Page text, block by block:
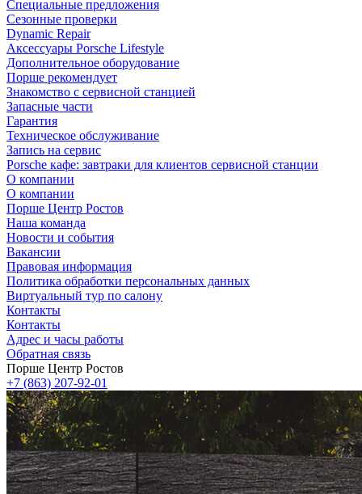
Специальные предложения
Сезонные проверки
Dynamic Repair
Аксессуары Porsche Lifestyle
Дополнительное оборудование
Порше рекомендует
Знакомство с сервисной станцией
Запасные части
Гарантия
Техническое обслуживание
Запись на сервис
Porsche кафе: завтраки для клиентов сервисной станции
О компании
О компании
Порше Центр Ростов
Наша команда
Новости и события
Вакансии
Правовая информация
Политика обработки персональных данных
Виртуальный тур по салону
Контакты
Контакты
Адрес и часы работы
Обратная связь
Порше Центр Ростов
+7 (863) 207-92-01